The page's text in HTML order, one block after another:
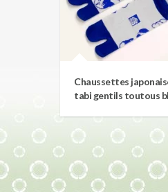
Chaussettes
tabi gentils toutous